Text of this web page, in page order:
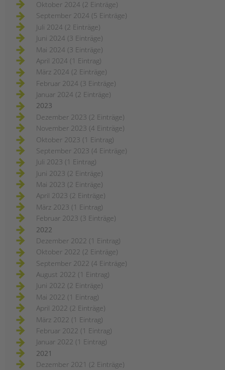
Oktober 2024 (2 Einträge)
September 2024 (5 Einträge)
Juli 2024 (2 Einträge)
Juni 2024 (3 Einträge)
Mai 2024 (3 Einträge)
April 2024 (1 Eintrag)
März 2024 (2 Einträge)
Februar 2024 (3 Einträge)
Januar 2024 (2 Einträge)
2023
Dezember 2023 (2 Einträge)
November 2023 (4 Einträge)
Oktober 2023 (1 Eintrag)
September 2023 (4 Einträge)
Juli 2023 (1 Eintrag)
Juni 2023 (2 Einträge)
Mai 2023 (2 Einträge)
April 2023 (2 Einträge)
März 2023 (1 Eintrag)
Februar 2023 (3 Einträge)
2022
Dezember 2022 (1 Eintrag)
Oktober 2022 (2 Einträge)
September 2022 (4 Einträge)
August 2022 (1 Eintrag)
Juni 2022 (2 Einträge)
Mai 2022 (1 Eintrag)
April 2022 (2 Einträge)
März 2022 (1 Eintrag)
Februar 2022 (1 Eintrag)
Januar 2022 (1 Eintrag)
2021
Dezember 2021 (2 Einträge)